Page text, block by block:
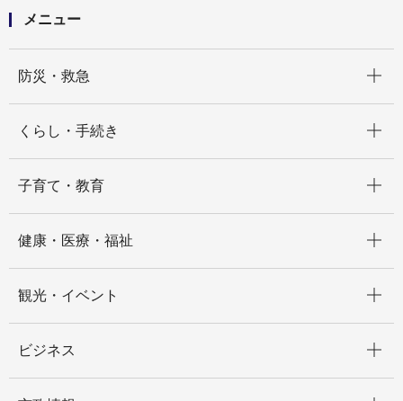
メニュー
防災・救急
くらし・手続き
子育て・教育
健康・医療・福祉
観光・イベント
ビジネス